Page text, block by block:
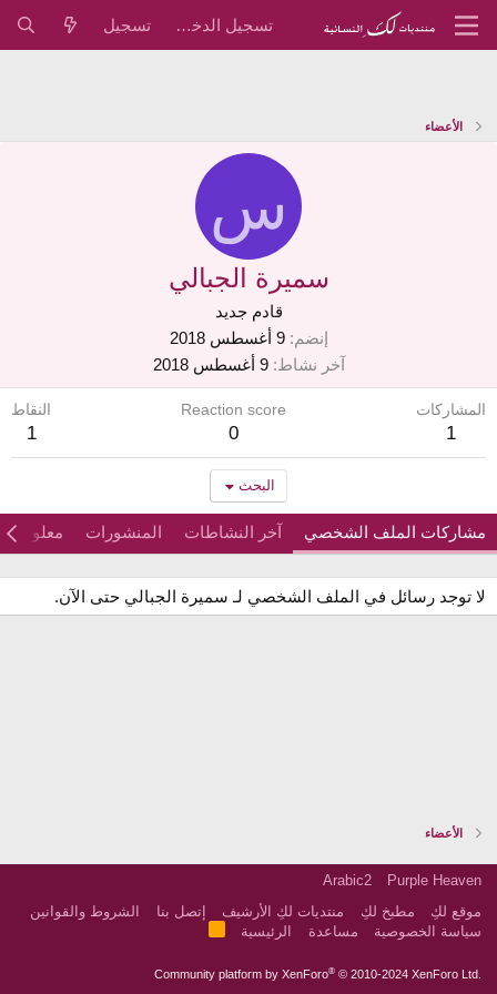
تسجيل الدخول تسجيل
الأعضاء
س
سميرة الجبالي
قادم جديد
إنضم
9 أغسطس 2018
آخر نشاط 9 أغسطس 2018
المشاركات
1
Reaction score
0
النقاط
1
البحث
مشاركات الملف الشخصي آخر النشاطات المنشورات معلومات
لا توجد رسائل في الملف الشخصي لـ سميرة الجبالي حتى الآن.
الأعضاء
Purple Heaven
Arabic2
موقع لكِ
مطبخ لكِ منتديات لكِ الأرشيف إتصل بنا
الشروط والقوانين
سياسة الخصوصية
مساعدة الرئيسية
Community platform by XenForo® © 2010-2024 XenForo Ltd.